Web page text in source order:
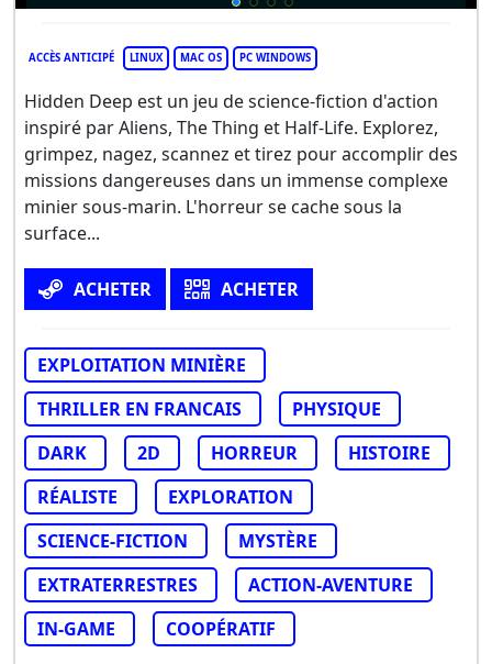
ACCÈS ANTICIPÉ LINUX MAC OS PC WINDOWS
Hidden Deep est un jeu de science-fiction d'action
inspiré par Aliens, The Thing et Half-Life. Explorez,
grimpez, nagez, scannez et tirez pour accomplir des
missions dangereuses dans un immense complexe
minier sous-marin. L'horreur se cache sous la
surface...
ACHETER ACHETER
EXPLOITATION MINIÈRE
THRILLER EN FRANCAIS
PHYSIQUE
DARK
2D HORREUR
HISTOIRE
RÉALISTE
EXPLORATION
SCIENCE-FICTION
MYSTÈRE
EXTRATERRESTRES
ACTION-AVENTURE
IN-GAME
COOPÉRATIF